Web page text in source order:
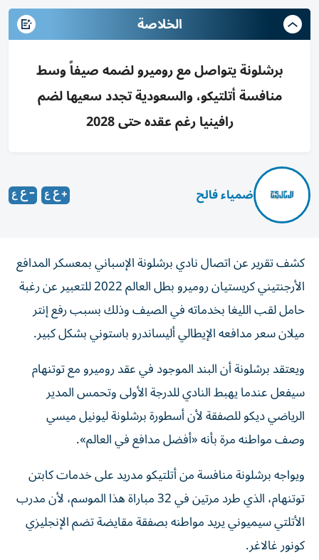
الخلاصة
برشلونة يتواصل مع روميرو لضمه صيفاً وسط
منافسة أتلتيكو، والسعودية تجدد سعيها لضم
رافينيا رغم عقده حتى 2028
ضمياء فالح
كشف تقرير عن اتصال نادي برشلونة الإسباني بمعسكر المدافع
الأرجنتيني كريستيان روميرو بطل العالم 2022 للتعبير عن رغبة
حامل لقب الليغا بخدماته في الصيف وذلك بسبب رفع إنتر
ميلان سعر مدافعه الإيطالي أليساندرو باستوني بشكل كبير.
ويعتقد برشلونة أن البند الموجود في عقد روميرو مع توتنهام
سيفعل عندما يهبط النادي للدرجة الأولى وتحمس المدير
الرياضي ديكو للصفقة لأن أسطورة برشلونة ليونيل ميسي
وصف مواطنه مرة بأنه «أفضل مدافع في العالم».
ويواجه برشلونة منافسة من أتلتيكو مدريد على خدمات كابتن
توتنهام، الذي طرد مرتين في 32 مباراة هذا الموسم، لأن مدرب
الأتلتي سيميوني يريد مواطنه بصفقة مقايضة تضم الإنجليزي
كونور غالاغر.